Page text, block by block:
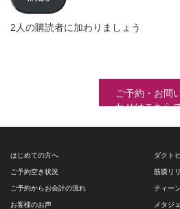
ド
レ
2人の購読者に加わりましょう
ご予約・お問
わせはこちら
はじめての方へ
ご予約空き状況
ご予約からお会計の流れ
お客様のお声
ダクト
筋膜リ
ティー
メタジ